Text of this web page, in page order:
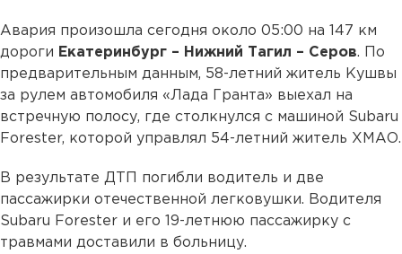
Авария произошла сегодня около 05:00 на 147 км
дороги Екатеринбург – Нижний Тагил – Серов. По
предварительным данным, 58-летний житель Кушвы
за рулем автомобиля «Лада Гранта» выехал на
встречную полосу, где столкнулся с машиной Subaru
Forester, которой управлял 54-летний житель ХМАО.
В результате ДТП погибли водитель и две
пассажирки отечественной легковушки. Водителя
Subaru Forester и его 19-летнюю пассажирку с
травмами доставили в больницу.